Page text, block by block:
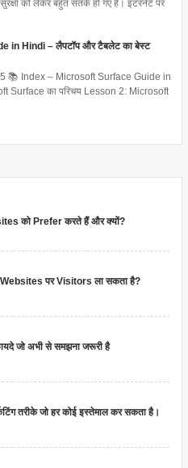
को लेकर बहुत सतर्क हो गए हैं। इंटरनेट पर
in Hindi – लैपटॉप और टैबलेट का बेस्ट
📚 Index – Microsoft Surface Guide in
Surface का परिचय Lesson 2: Microsoft
को Prefer करते हैं और क्यों?
पर Visitors ला सकता है?
जो अभी से समझना जरूरी है
तरीके जो हर कोई इस्तेमाल कर सकता है।